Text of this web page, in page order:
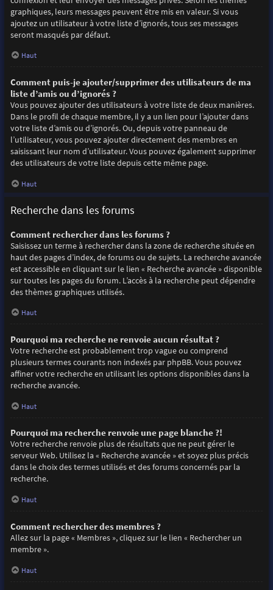
graphiques, leurs messages peuvent être mis en valeur. Si vous
ajoutez un utilisateur à votre liste d’ignorés, tous ses messages
seront masqués par défaut.
Haut
Comment puis-je ajouter/supprimer des utilisateurs de ma
liste d’amis ou d’ignorés ?
Vous pouvez ajouter des utilisateurs à votre liste de deux manières.
Dans le profil de chaque membre, il y a un lien pour l’ajouter dans
votre liste d’amis ou d’ignorés. Ou, depuis votre panneau de
l’utilisateur, vous pouvez ajouter directement des membres en
saisissant leur nom d’utilisateur. Vous pouvez également supprimer
des utilisateurs de votre liste depuis cette même page.
Haut
Recherche dans les forums
Comment rechercher dans les forums ?
Saisissez un terme à rechercher dans la zone de recherche située en
haut des pages d’index, de forums ou de sujets. La recherche avancée
est accessible en cliquant sur le lien « Recherche avancée » disponible
sur toutes les pages du forum. L’accès à la recherche peut dépendre
des thèmes graphiques utilisés.
Haut
Pourquoi ma recherche ne renvoie aucun résultat ?
Votre recherche est probablement trop vague ou comprend
plusieurs termes courants non indexés par phpBB. Vous pouvez
affiner votre recherche en utilisant les options disponibles dans la
recherche avancée.
Haut
Pourquoi ma recherche renvoie une page blanche ?!
Votre recherche renvoie plus de résultats que ne peut gérer le
serveur Web. Utilisez la « Recherche avancée » et soyez plus précis
dans le choix des termes utilisés et des forums concernés par la
recherche.
Haut
Comment rechercher des membres ?
Allez sur la page « Membres », cliquez sur le lien « Rechercher un
membre ».
Haut